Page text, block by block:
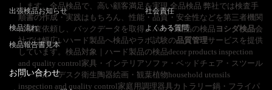
します。全品検品で、高い顧客満足を実現 全品検品 弊社では検査手
順書の作成・実践はもちろん、性能・品質・安全性などを第三者機関
に検査依頼し、バックデータを取得。ハード製品の検品 ヨシダ検品会
社では幅広いハード製品へ検品やラボ試験の品質管理サービスを提供
しています。検品対象｜ハード製品の検品decor products inspection
and quality control家具・インテリアソファ・ベッドチェア・スツール
テーブル・デスク衛生陶器絵画・観葉植物household utensils
inspection and quality control家庭用調理器具カトラリー鍋・フライパ
出張検品お知らせ
検品流れ
検品報告書見本
社会責任
よくある質問
お問い合わせ